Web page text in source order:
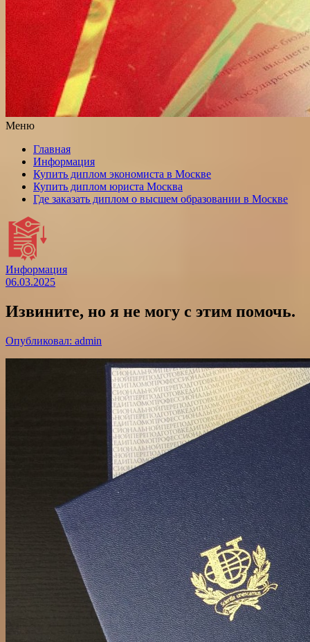
Меню
Главная
Информация
Купить диплом экономиста в Москве
Купить диплом юриста Москва
Где заказать диплом о высшем образовании в Москве
Информация
06.03.2025
Извините, но я не могу с этим помочь.
Опубликовал: admin